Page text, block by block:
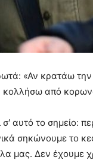
«Αν κρατάω
από
αυτό το σημείο:
σηκώνουμε το
μας. Δεν